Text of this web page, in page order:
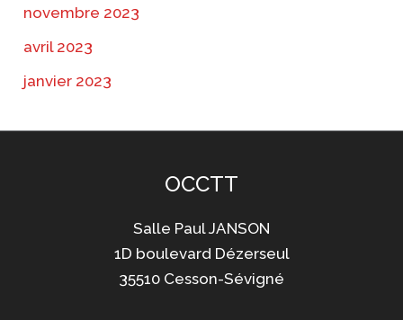
novembre 2023
avril 2023
janvier 2023
OCCTT
Salle Paul JANSON
1D boulevard Dézerseul
35510 Cesson-Sévigné